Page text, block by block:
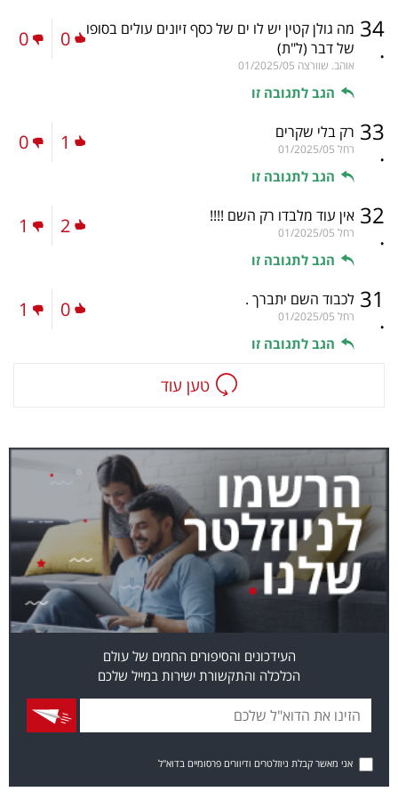
34
.
מה גולן קטין יש לו ים של כסף זיונים עולים בסופו
של דבר (ל"ת)
אוהב. שוורצה 01/2025/05
הגב לתגובה זו
0
0
33
.
רק בלי שקרים
רחל 01/2025/05
הגב לתגובה זו
1
0
32
.
אין עוד מלבדו רק השם !!!!
רחל 01/2025/05
הגב לתגובה זו
2
1
31
.
לכבוד השם יתברך .
רחל 01/2025/05
הגב לתגובה זו
0
1
טען עוד
העידכונים והסיפורים החמים של עולם
הכלכלה והתקשורת ישירות במייל שלכם
אני מאשר קבלת ניוזלטרים ודיוורים פרסומיים בדוא"ל